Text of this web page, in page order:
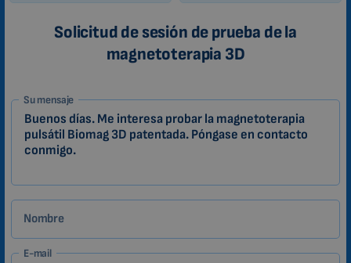
Solicitud de sesión de prueba de la
magnetoterapia 3D
1-
ES
Zákazník
Su mensaje
Nombre
E-mail